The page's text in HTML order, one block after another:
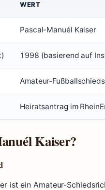
WERT
Pascal-Manuél Kaiser
1998 (basierend auf
Amateur-
Heiratsantrag im
Kaiser?
ist ein Amateur-